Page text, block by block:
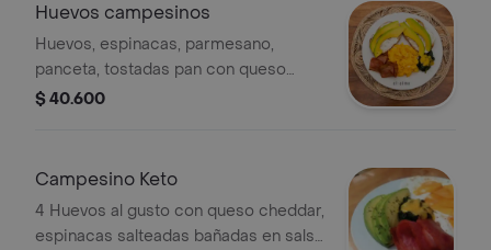
Huevos campesinos
Huevos, espinacas, parmesano,
panceta, tostadas pan con queso
crema, aguacate. incluye porción de
$ 40.600
Campesino Keto
4 Huevos al gusto con queso cheddar,
espinacas salteadas bañadas en salsa